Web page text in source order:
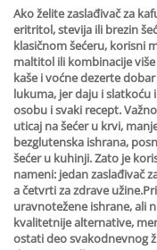
Ako želite zaslađivač za
eritritol, stevija ili brezin
klasičnom šećeru, korisni
maltitol ili kombinacije
kaše i voćne dezerte
lukuma, jer daju i slatkoću
osobu i svaki recept.
uticaj na šećer u krvi,
bezglutenska ishrana,
šećer u kuhinji. Zato je
nameni: jedan zaslađivač
a četvrti za zdrave
uravnotežene ishrane, ali
kvalitetnije alternative,
ostati deo svakodnevnog